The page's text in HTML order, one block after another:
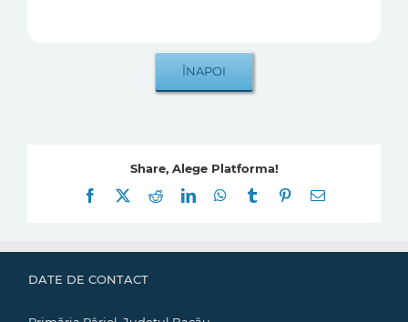
Share, Alege Platforma!
Facebook
RedditLinkedInWhatsApp
Tumblr Pinterest
E-
DATE DE CONTACT